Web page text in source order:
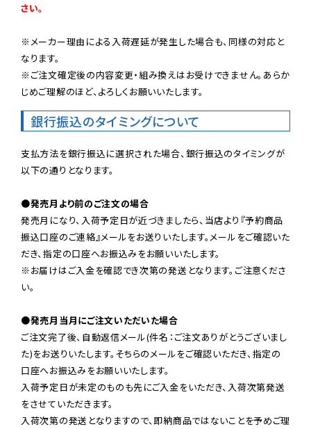
さい。
※メーカー理由による入荷遅延が発生した場合も、同様の対応と
なります。
※ご注文確定後の内容変更・組み換えはお受けできません。あらか
じめご理解のほど、よろしくお願いいたします。
銀行振込のタイミングについて
支払方法を銀行振込に選択された場合、銀行振込のタイミングが
以下の通りとなります。
●発売月より前のご注文の場合
発売月になり、入荷予定日が近づきましたら、当店より『予約商品
振込口座のご連絡』メールをお送りいたします。メールをご確認いた
だき、指定の口座へお振込みをお願いいたします。
※お届けはご入金を確認でき次第の発送となります。ご注意くださ
い。
●発売月当月にご注文いただいた場合
ご注文完了後、自動返信メール(件名：ご注文ありがとうございまし
た)をお送りいたします。そちらのメールをご確認いただき、指定の
口座へお振込みをお願いいたします。
入荷予定日が未定のものも先にご入金をいただき、入荷次第発送
をさせていただきます。
入荷次第の発送となりますので、即納商品ではないことを予めご理